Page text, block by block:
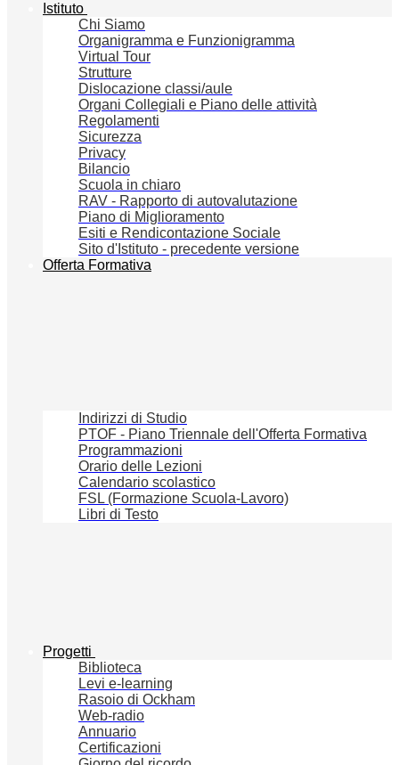
Istituto
Chi Siamo
Organigramma e Funzionigramma
Virtual Tour
Strutture
Dislocazione classi/aule
Organi Collegiali e Piano delle attività
Regolamenti
Sicurezza
Privacy
Bilancio
Scuola in chiaro
RAV - Rapporto di autovalutazione
Piano di Miglioramento
Esiti e Rendicontazione Sociale
Sito d'Istituto - precedente versione
Offerta Formativa
Indirizzi di Studio
PTOF - Piano Triennale dell'Offerta Formativa
Programmazioni
Orario delle Lezioni
Calendario scolastico
FSL (Formazione Scuola-Lavoro)
Libri di Testo
Progetti
Biblioteca
Levi e-learning
Rasoio di Ockham
Web-radio
Annuario
Certificazioni